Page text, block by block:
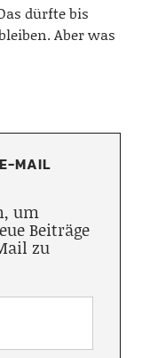
dürfte bis
Aber was
MAIL
um
Beiträge
zu